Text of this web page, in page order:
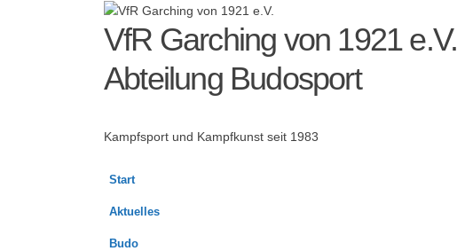
VfR Garching von 1921 e.V.
Abteilung Budosport
Kampfsport und Kampfkunst seit 1983
Start
Aktuelles
Budo